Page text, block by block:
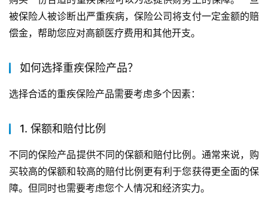
被保险人被诊断出严重疾病，保险公司将支付一定金额的赔
偿金，帮助您应对高额医疗费用和其他开支。
如何选择重疾保险产品？
选择合适的重疾保险产品需要考虑多个因素：
1. 保额和赔付比例
不同的保险产品提供不同的保额和赔付比例。通常来说，购
买较高的保额和较高的赔付比例更有利于您获得更全面的保
障。但同时也需要考虑您个人情况和经济实力。